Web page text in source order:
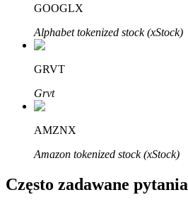
Afiliaci Bitrue
Aż do 65% prowizji!
GOOGLX
Alphabet tokenized stock (xStock)
GRVT
Grvt
AMZNX
Amazon tokenized stock (xStock)
Często zadawane pytania